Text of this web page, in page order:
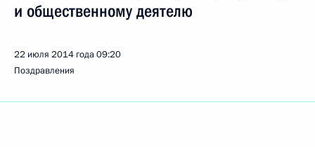
и общественному деятелю
22 июля 2014 года09:20
Поздравления